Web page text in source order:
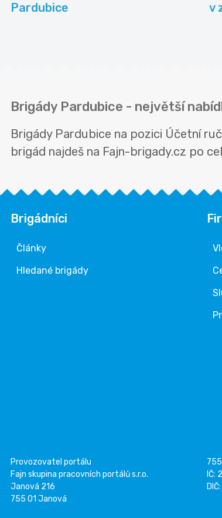
Pardubice
v
Brigády Pardubice - největší
Brigády Pardubice na pozici Účetní
brigád najdeš na Fajn-brigady.cz po
Brigádníci
Články
Hledané brigády
Provozovatel portálu
Fajn skupina pracovních portálů s.r.o.
Janová 216
755 01 Janová
IČ: